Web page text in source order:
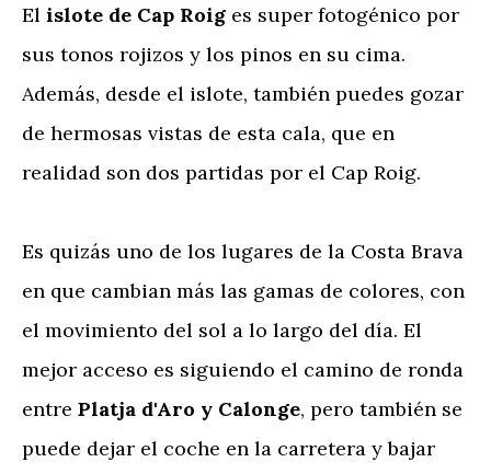
El islote de Cap Roig es super fotogénico por
sus tonos rojizos y los pinos en su cima.
Además, desde el islote, también puedes gozar
de hermosas vistas de esta cala, que en
realidad son dos partidas por el Cap Roig.
Es quizás uno de los lugares de la Costa Brava
en que cambian más las gamas de colores, con
el movimiento del sol a lo largo del día. El
mejor acceso es siguiendo el camino de ronda
entre Platja d'Aro y Calonge, pero también se
puede dejar el coche en la carretera y bajar